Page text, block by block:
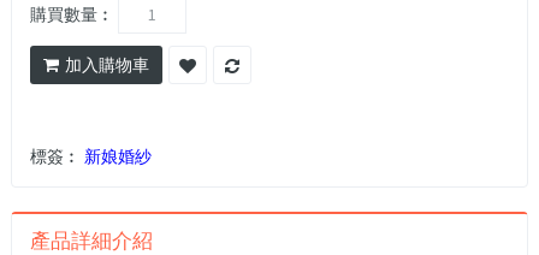
購買數量︰
加入購物車
標簽︰ 新娘婚紗
產品詳細介紹